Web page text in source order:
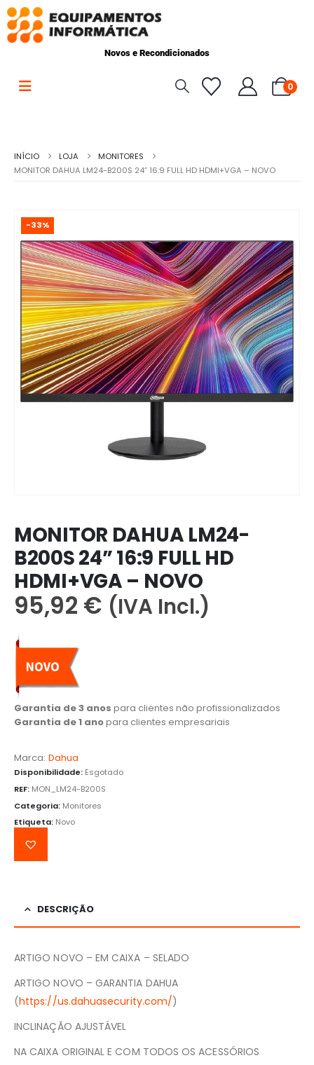
Novos e Recondicionados
0
INÍCIO LOJA
MONITORES
MONITOR DAHUA LM24-B200S 24” 16:9 FULL HD HDMI+VGA – NOVO
-33%
MONITOR DAHUA LM24-
B200S 24” 16:9 FULL HD
HDMI+VGA – NOVO
95,92 € (IVA Incl.)
Garantia de 3 anos para clientes não profissionalizados
Garantia de 1 anopara clientes empresariais
Marca: Dahua
Disponibilidade: Esgotado
REF: MON_LM24-B200S
Categoria: Monitores
Etiqueta: Novo
DESCRIÇÃO
ARTIGO NOVO – EM CAIXA – SELADO
ARTIGO NOVO – GARANTIA DAHUA
(https://us.dahuasecurity.com/)
INCLINAÇÃO AJUSTÁVEL
NA CAIXA ORIGINAL E COM TODOS OS ACESSÓRIOS